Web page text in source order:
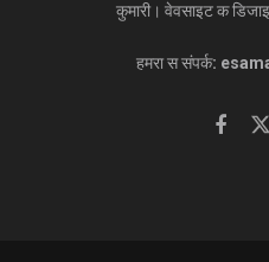
कुमारी। वेवसाइट क
हमरा स संपर्क: